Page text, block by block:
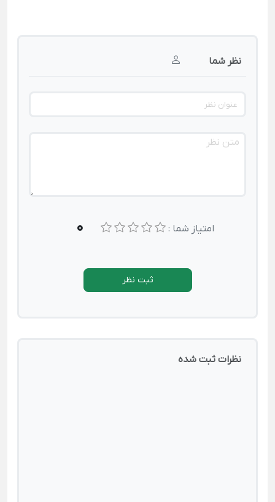
نظر شما
امتیاز شما : 0
ثبت نظر
نظرات ثبت شده